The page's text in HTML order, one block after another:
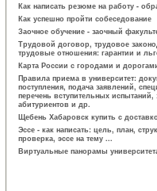
Как написать резюме на работу -
Как успешно пройти собеседование
Заочное обучение - заочный
Трудовой договор, трудовое
трудовые отношения: гарантии и
Карта России с городами и
Правила приема в университет:
поступления, подача заявлений,
перечень вступительных испытаний,
абитуриентов и др.
Щебень Хабаровск купить с
Эссе - как написать: цель, план,
проверка, эссе на тему ...
Виртуальные панорамы